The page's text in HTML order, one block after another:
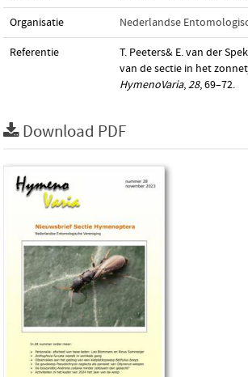
Organisatie Nederlandse
Referentie
T. Peeters& E. van der
van de sectie in het
HymenoVaria,28, 69–72.
Download PDF